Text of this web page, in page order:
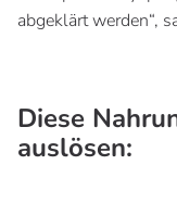
abgeklärt werden“,
Diese
auslösen: